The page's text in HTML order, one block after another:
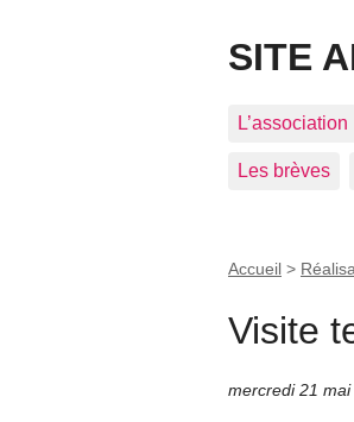
SITE
L’association
Les brèves
Accueil >
Visite
mercredi 21